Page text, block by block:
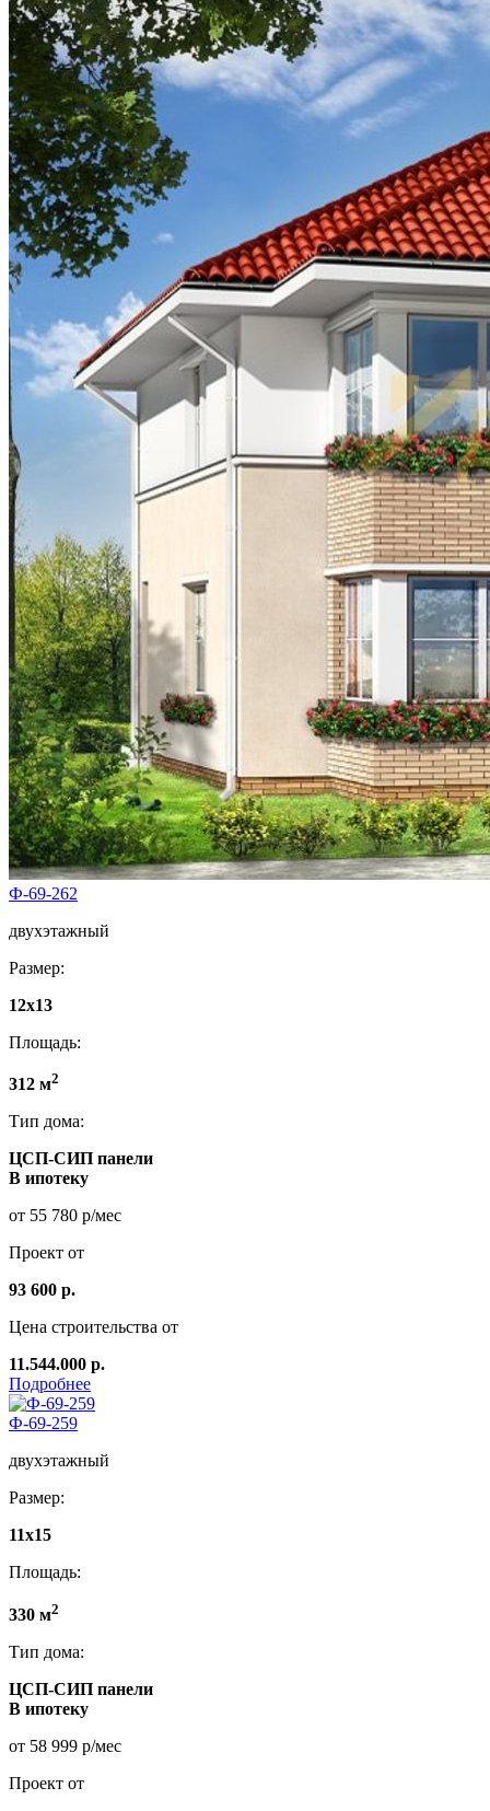
Ф-69-262
двухэтажный
Размер:
12x13
Площадь:
312 м2
Тип дома:
ЦСП-СИП панели
В ипотеку
от 55 780 р/мес
Проект от
93 600 р.
Цена строительства от
11.544.000 р.
Подробнее
Ф-69-259
двухэтажный
Размер:
11x15
Площадь:
330 м2
Тип дома:
ЦСП-СИП панели
В ипотеку
от 58 999 р/мес
Проект от